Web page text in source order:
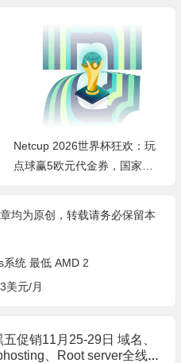
Netcup 2026世界杯狂欢：玩
点球赢5欧元代金券，国家顶
均为原创，转载请务必保留本
统 最低 AMD 2
美元/月
促销11月25-29日 域名、
、Root server全线